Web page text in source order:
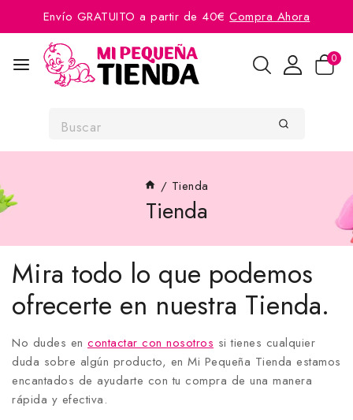
Envío GRATUITO a partir de 40€Compra Ahora
0
/ Tienda
Tienda
Mira todo lo que podemos
ofrecerte en nuestra Tienda.
No dudes en contactar con nosotros si tienes cualquier
duda sobre algún producto, en Mi Pequeña Tienda estamos
encantados de ayudarte con tu compra de una manera
rápida y efectiva.